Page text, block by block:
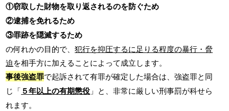
①窃取した財物を取り返されるのを防ぐため
②逮捕を免れるため
③罪跡を隠滅するため
の何れかの目的で、犯行を抑圧するに足りる程度の暴行・脅
迫を相手方に加えることによって成立します。
事後強盗罪で起訴されて有罪が確定した場合は、強盗罪と同
じ「５年以上の有期懲役 」と、非常に厳しい刑事罰が科せら
れます。